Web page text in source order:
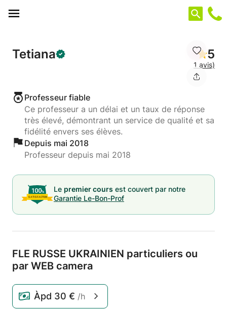
Tetiana 5
1 avis)
Professeur fiable
Ce professeur a un délai et un taux de réponse
très élevé, démontrant un service de qualité et sa
fidélité envers ses élèves.
Depuis mai 2018
Professeur depuis mai 2018
Le premier cours est couvert par notre
Garantie Le-Bon-Prof
FLE RUSSE UKRAINIEN particuliers ou
par WEB camera
Àpd 30 € /h